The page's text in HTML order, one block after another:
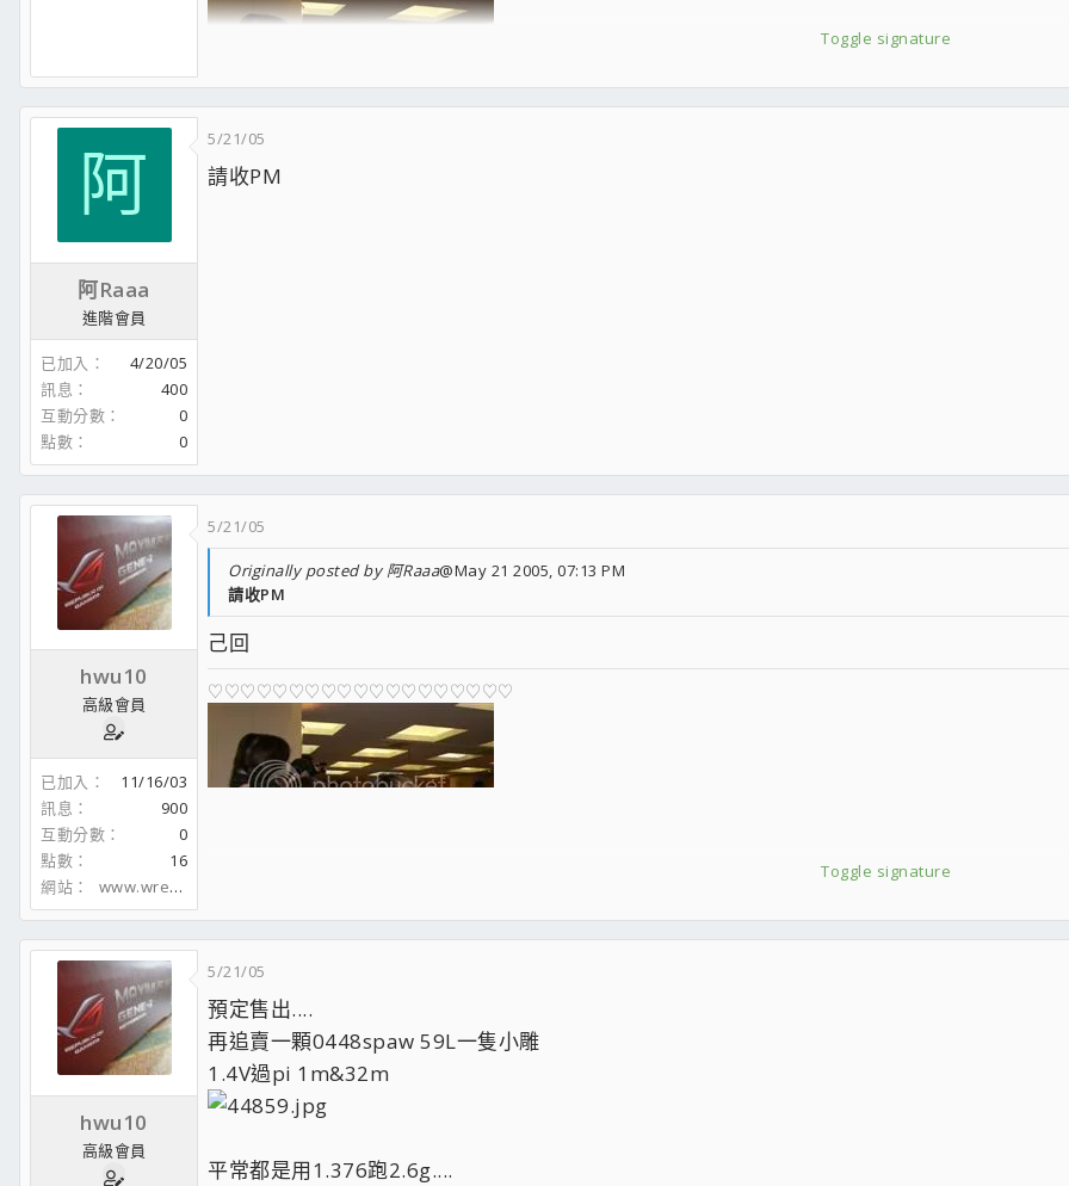
Toggle signature
阿
阿Raaa
進階會員
已加入
4/20/05
訊息
400
互動分數
0
點數
0
5/21/05
請收PM
hwu10
高級會員
已加入
11/16/03
訊息
900
互動分數
0
點數
16
網站
www.wreth.cc
5/21/05
Originally posted by 阿Raaa@May 21 2005, 07:13 PM
請收PM
己回
Toggle signature
♡♡♡♡♡♡♡♡♡♡♡♡♡♡♡♡♡♡♡
♡♡♡♡♡♡♡♡♡♡♡♡♡♡♡♡♡♡♡
hwu10
高級會員
5/21/05
預定售出....
再追賣一顆0448spaw 59L一隻小雕
1.4V過pi 1m&32m
平常都是用1.376跑2.6g....